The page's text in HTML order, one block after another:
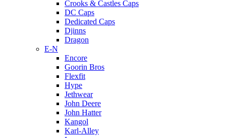
Crooks & Castles Caps
DC Caps
Dedicated Caps
Djinns
Dragon
E-N
Encore
Goorin Bros
Flexfit
Hype
Jethwear
John Deere
John Hatter
Kangol
Karl-Alley